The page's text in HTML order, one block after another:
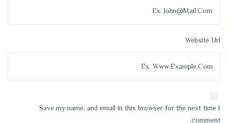
Website Url
Save my name, and email in this browser for the next time I